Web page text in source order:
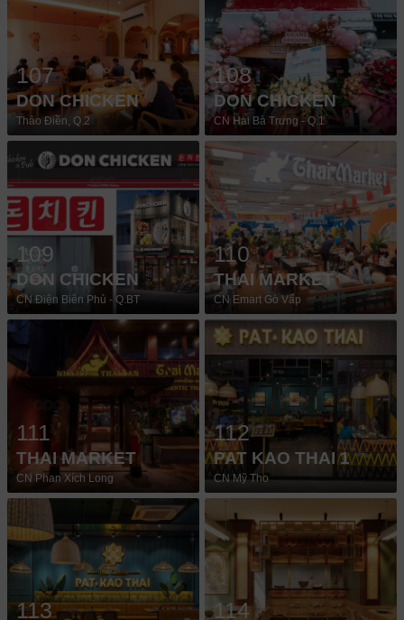
107
DON CHICKEN
Thảo Điền, Q.2
108
DON CHICKEN
CN Hai Bà Trưng - Q.1
109
DON CHICKEN
CN Điện Biên Phủ - Q.BT
110
THAI MARKET
CN Emart Gò Vấp
111
THAI MARKET
CN Phan Xích Long
112
PAT KAO THAI 1
CN Mỹ Tho
113 114